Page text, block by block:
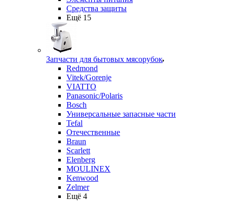
Средства защиты
Ещё 15
Запчасти для бытовых мясорубок
Redmond
Vitek/Gorenje
VIATTO
Panasonic/Polaris
Bosch
Универсальные запасные части
Tefal
Отечественные
Braun
Scarlett
Elenberg
MOULINEX
Kenwood
Zelmer
Ещё 4